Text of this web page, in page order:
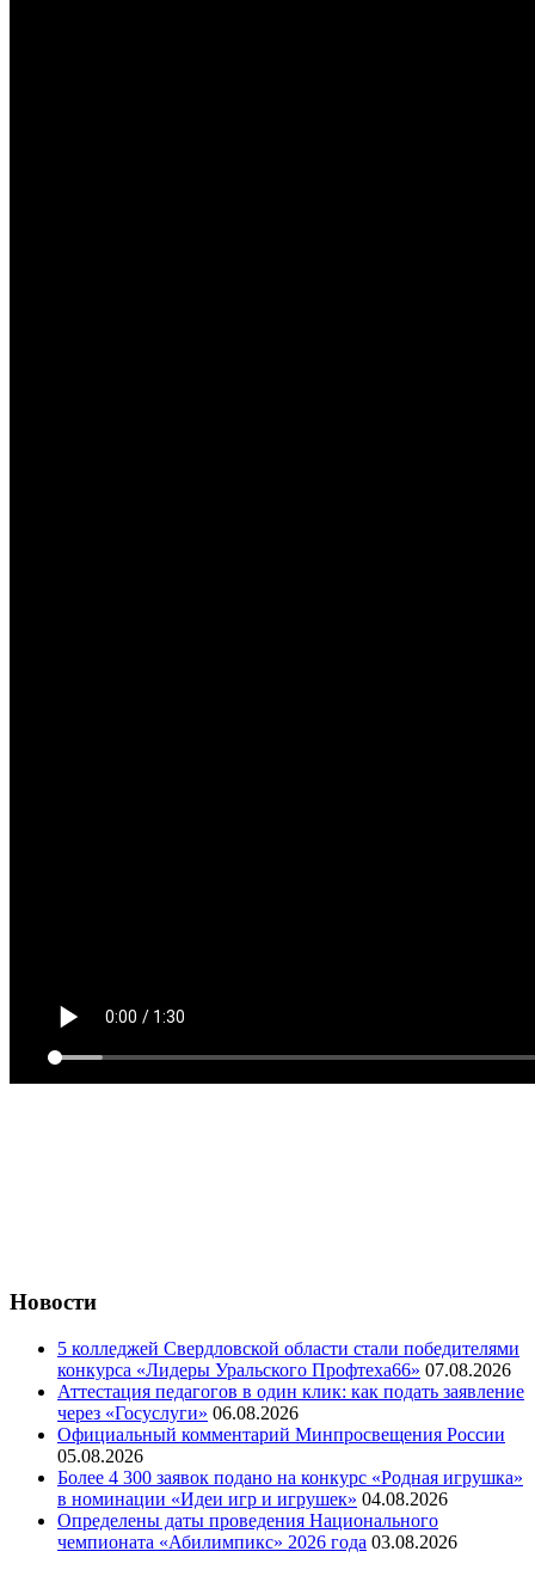
Новости
5 колледжей Свердловской области стали победителями
конкурса «Лидеры Уральского Профтеха66» 07.08.2026
Аттестация педагогов в один клик: как подать заявление
через «Госуслуги» 06.08.2026
Официальный комментарий Минпросвещения России
05.08.2026
Более 4 300 заявок подано на конкурс «Родная игрушка»
в номинации «Идеи игр и игрушек» 04.08.2026
Определены даты проведения Национального
чемпионата «Абилимпикс» 2026 года 03.08.2026